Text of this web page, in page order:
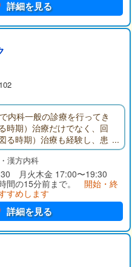
詳細を見る
内科一般の診療を行ってき
時期）治療だけでなく、回
る時期）治療も経験し、患
、ADL（日常生活動作）やQ
導や治療の重要性を痛感し
、遠慮なく当クリニックに
、治療内容を相談させて頂
漢方内科
月火木金 17:00〜19:30
間の15分前まで。 開始・終
すめします
詳細を見る